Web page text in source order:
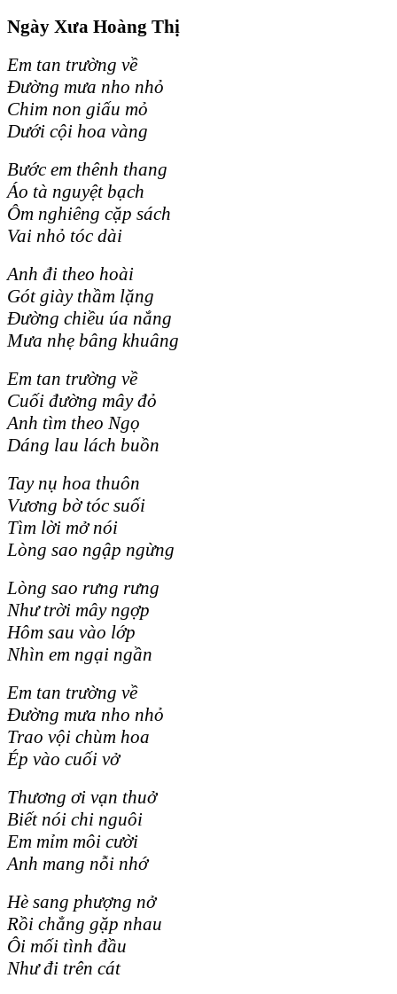
Ngày Xưa Hoàng Thị
Em tan trường về
Đường mưa nho nhỏ
Chim non giấu mỏ
Dưới cội hoa vàng
Bước em thênh thang
Áo tà nguyệt bạch
Ôm nghiêng cặp sách
Vai nhỏ tóc dài
Anh đi theo hoài
Gót giày thầm lặng
Đường chiều úa nắng
Mưa nhẹ bâng khuâng
Em tan trường về
Cuối đường mây đỏ
Anh tìm theo Ngọ
Dáng lau lách buồn
Tay nụ hoa thuôn
Vương bờ tóc suối
Tìm lời mở nói
Lòng sao ngập ngừng
Lòng sao rưng rưng
Như trời mây ngợp
Hôm sau vào lớp
Nhìn em ngại ngần
Em tan trường về
Đường mưa nho nhỏ
Trao vội chùm hoa
Ép vào cuối vở
Thương ơi vạn thuở
Biết nói chi nguôi
Em mỉm môi cười
Anh mang nỗi nhớ
Hè sang phượng nở
Rồi chẳng gặp nhau
Ôi mối tình đầu
Như đi trên cát